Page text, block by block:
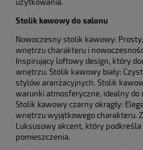
użytkowania.
Stolik kawowy do salonu
Nowoczesny stolik kawowy:
wnętrzu charakteru i
Inspirujący loftowy design, który
wnętrzu. Stolik kawowy biały:
stylów aranżacyjnych. Stolik
warunki atmosferyczne, idealny
Stolik kawowy czarny okrągły:
wnętrzu wyjątkowego charakteru.
Luksusowy akcent, który
pomieszczenia.